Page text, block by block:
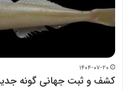
۱۴۰۴-۰۷-۲۰
کشف و ثبت جهانی گونه